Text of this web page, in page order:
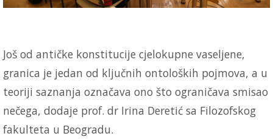
Još od antičke konstitucije cjelokupne vaseljene,
granica je jedan od ključnih ontoloških pojmova, a u
teoriji saznanja označava ono što ograničava smisao
nečega, dodaje prof. dr Irina Deretić sa Filozofskog
fakulteta u Beogradu.